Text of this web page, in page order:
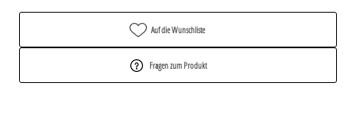
Auf die Wunschliste
Fragen zum Produkt